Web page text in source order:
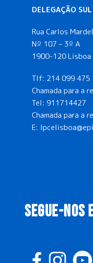
DELEGAÇÃO
Rua Carlos
Nº 107 – 3º A
1900-120 Lisboa
Tlf: 214 099 475
Chamada para a
Tel: 911714427
Chamada para a
E:
SEGUE-NOS